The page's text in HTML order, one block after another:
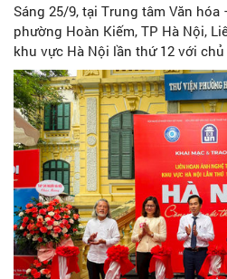
Sáng 25/9, tại Trung tâm Văn
phường Hoàn Kiếm, TP Hà Nội,
khu vực Hà Nội lần thứ 12 với
thời gian” đã chính thức khai
Nhiếp ảnh Việt Nam phối hợp
Nghệ thuật Hà Nội và Hội Nhiếp
chức.